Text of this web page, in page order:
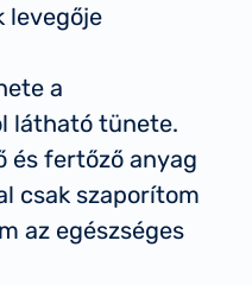
levegője
a
látható tünete.
és fertőző anyag
csak szaporítom
az egészséges